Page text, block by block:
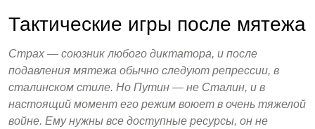
Тактические игры после мятежа
Страх — союзник любого диктатора, и после
подавления мятежа обычно следуют репрессии, в
сталинском стиле. Но Путин — не Сталин, и в
настоящий момент его режим воюет в очень тяжелой
войне. Ему нужны все доступные ресурсы, он не